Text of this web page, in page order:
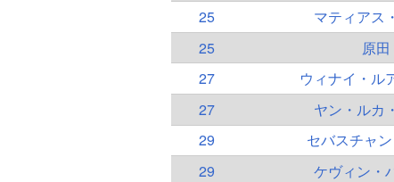
25
マティアス
25
原
27
ウィナイ・ル
27
ヤン・ルカ
29
セバスチャ
29
ケヴィン・